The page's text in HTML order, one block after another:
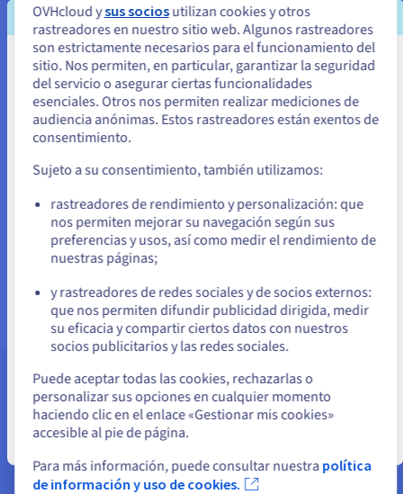
directamente en internet? Crea un sitio web de e-
commerce eficiente y de bajo coste, utilizando el CMS
PrestaShop.
Más información
Asistencia y soporte
Parece que está ubicado en Estados
Unidos
Si quiere hacer un pedido desde Estados Unidos, deberá buscar el
sitio web adecuado y crear una cuenta.
us.ovhcloud.com/
Inglés USD - $
Permanezca en el sitio web actual
OVHcloud ysus sociosutilizan cookies y otros
rastreadores en nuestro sitio web. Algunos rastreadores
son estrictamente necesarios para el funcionamiento del
sitio. Nos permiten, en particular, garantizar la seguridad
del servicio o asegurar ciertas funcionalidades
esenciales. Otros nos permiten realizar mediciones de
audiencia anónimas. Estos rastreadores están exentos de
consentimiento.
Sujeto a su consentimiento, también utilizamos:
rastreadores de rendimiento y personalización: que
nos permiten mejorar su navegación según sus
preferencias y usos, así como medir el rendimiento de
nuestras páginas;
y rastreadores de redes sociales y de socios externos:
que nos permiten difundir publicidad dirigida, medir
su eficacia y compartir ciertos datos con nuestros
socios publicitarios y las redes sociales.
Puede aceptar todas las cookies, rechazarlas o
personalizar sus opciones en cualquier momento
haciendo clic en el enlace «Gestionar mis cookies»
accesible al pie de página.
Para más información, puede consultar nuestra política
de información y uso de cookies.